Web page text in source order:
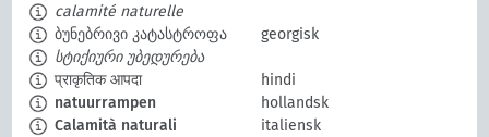
calamité naturelle
ბუნებრივი კატასტროფა
georgisk
სტიქიური უბედურება
प्राकृतिक आपदा
hindi
natuurrampen
hollandsk
Calamità naturali
italiensk